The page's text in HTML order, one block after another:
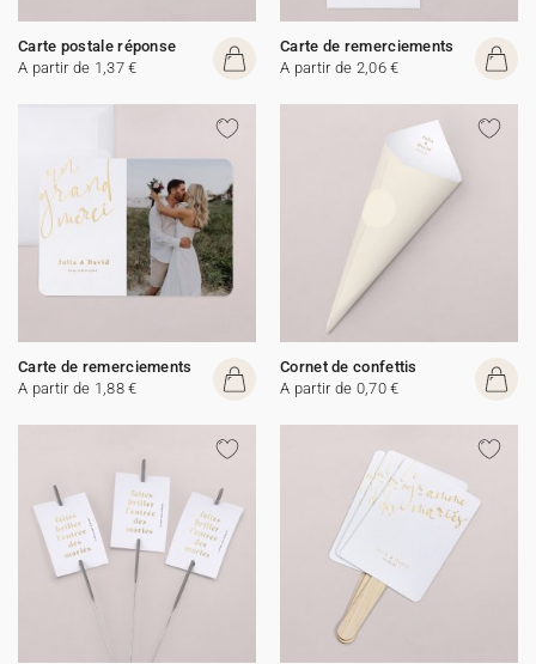
Carte postale réponse
A partir de 1,37 €
Carte de remerciements
A partir de 2,06 €
Carte de remerciements
A partir de 1,88 €
Cornet de confettis
A partir de 0,70 €